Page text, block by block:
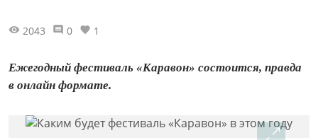
2043 0 1
Ежегодный фестиваль «Каравон» состоится, правда
в онлайн формате.